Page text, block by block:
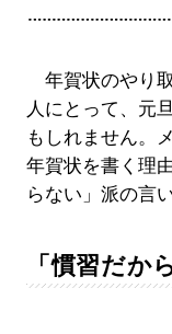
年賀状のやり
人にとって、元
もしれません。
年賀状を書く理
らない」派の言
「慣習だか